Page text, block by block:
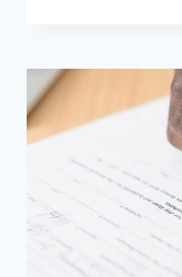
阪・
関
へ
企
業